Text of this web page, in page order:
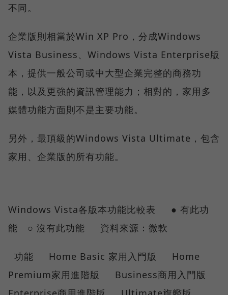
不同。
企業版則相當於Win XP Pro，分成Windows
Vista Business、Windows Vista Enterprise版
本，提供一般公司或中大型企業完整的商務功
能，以及更強的資訊管理能力；相對的，家用多
媒體功能方面則不是主要功能。
另外，最頂級的Windows Vista Ultimate，包含
家用、企業版的所有功能。
Windows Vista各版本功能比較表 ● 有此功
能 ○ 沒有此功能 資料來源：微軟
功能 Home Basic 家用入門版 Home
Premium家用進階版 Business商用入門版